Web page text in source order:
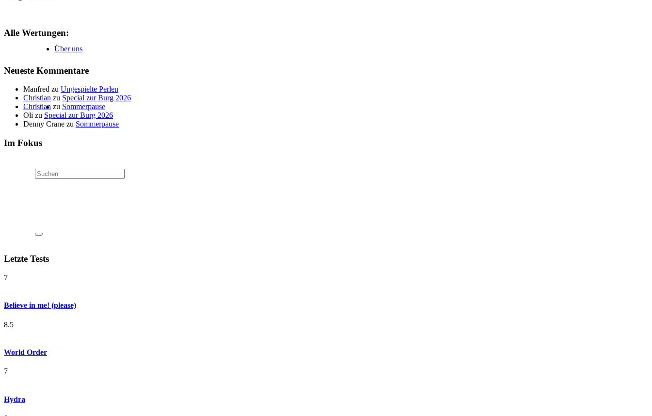
Über uns
Alle Wertungen:
Neueste Kommentare
Manfred zu Ungespielte Perlen
Christian zu Special zur Burg 2026
Christian zu Sommerpause
Oli zu Special zur Burg 2026
Denny Crane zu Sommerpause
Im Fokus
Letzte Tests
7
Believe in me! (please)
8.5
World Order
7
Hydra